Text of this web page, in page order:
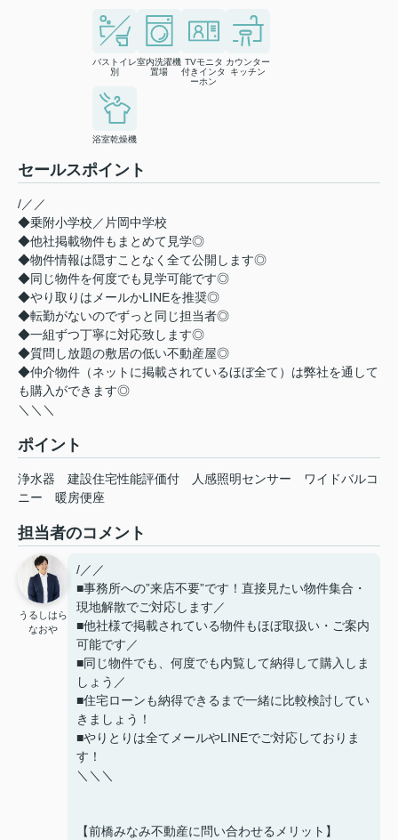
バストイレ
別
室内洗濯機
置場
TVモニタ
付きインタ
ーホン
カウンター
キッチン
浴室乾燥機
セールスポイント
/／／
◆乗附小学校／片岡中学校
◆他社掲載物件もまとめて見学◎
◆物件情報は隠すことなく全て公開します◎
◆同じ物件を何度でも見学可能です◎
◆やり取りはメールかLINEを推奨◎
◆転勤がないのでずっと同じ担当者◎
◆一組ずつ丁寧に対応致します◎
◆質問し放題の敷居の低い不動産屋◎
◆仲介物件（ネットに掲載されているほぼ全て）は弊社を通して
も購入ができます◎
＼＼＼
ポイント
浄水器 建設住宅性能評価付 人感照明センサー
ワイドバルコ
ニー
暖房便座
担当者のコメント
うるしはら
なおや
/／／
■事務所への”来店不要”です！直接見たい物件集合・
現地解散でご対応します／
■他社様で掲載されている物件もほぼ取扱い・ご案内
可能です／
■同じ物件でも、何度でも内覧して納得して購入しま
しょう／
■住宅ローンも納得できるまで一緒に比較検討してい
きましょう！
■やりとりは全てメールやLINEでご対応しておりま
す！
＼＼＼
【前橋みなみ不動産に問い合わせるメリット】